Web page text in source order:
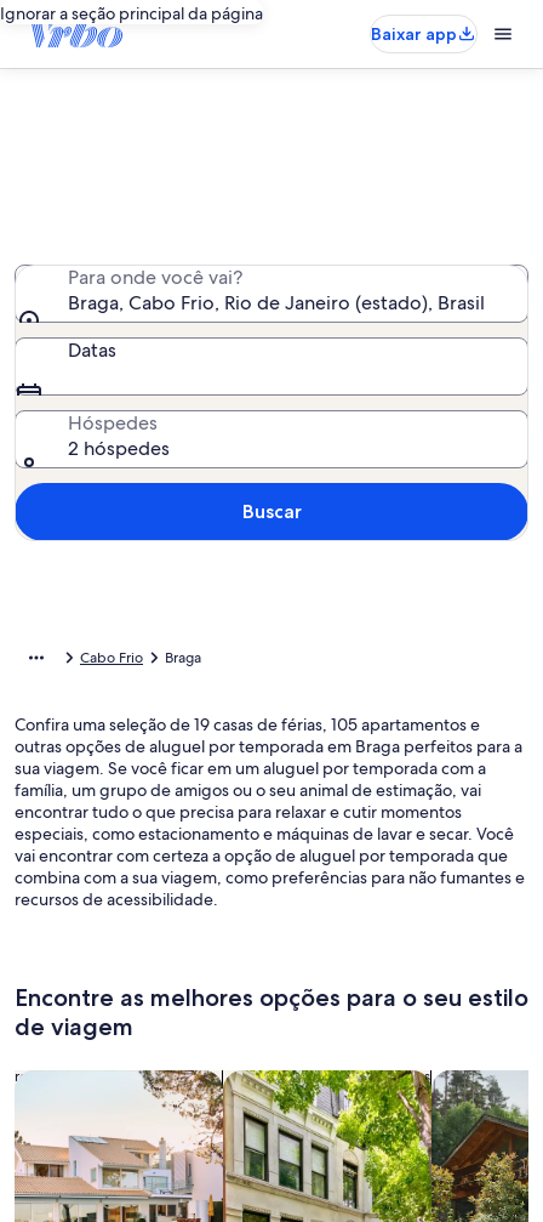
Ignorar a seção principal da página
Baixar app
Para onde você vai?
Braga, Cabo Frio, Rio de Janeiro (estado), Brasil
Datas
Hóspedes
2 hóspedes
Buscar
Cabo Frio Braga
Confira uma seleção de 19 casas de férias, 105 apartamentos e
outras opções de aluguel por temporada em Braga perfeitos para a
sua viagem. Se você ficar em um aluguel por temporada com a
família, um grupo de amigos ou o seu animal de estimação, vai
encontrar tudo o que precisa para relaxar e cutir momentos
especiais, como estacionamento e máquinas de lavar e secar. Você
vai encontrar com certeza a opção de aluguel por temporada que
combina com a sua viagem, como preferências para não fumantes e
recursos de acessibilidade.
Encontre as melhores opções para o seu estilo
de viagem
Busque casas Busque apartamentos buscar